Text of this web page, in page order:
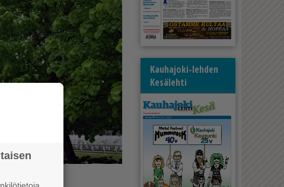
Kauhajoki-lehden
Kesälehti